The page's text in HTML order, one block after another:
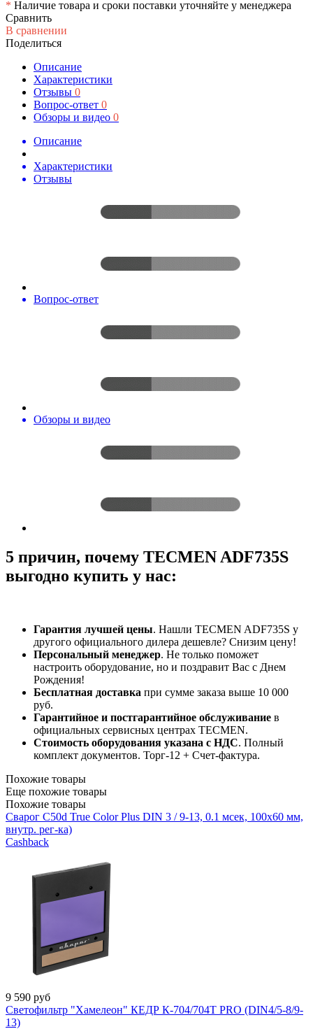
* Наличие товара и сроки поставки уточняйте у менеджера
Сравнить
В сравнении
Поделиться
Описание
Характеристики
Отзывы 0
Вопрос-ответ 0
Обзоры и видео 0
Описание
Характеристики
Отзывы
Вопрос-ответ
Обзоры и видео
5 причин, почему TECMEN ADF735S
выгодно купить у нас:
Гарантия лучшей цены. Нашли TECMEN ADF735S у
другого официального дилера дешевле? Снизим цену!
Персональный менеджер. Не только поможет
настроить оборудование, но и поздравит Вас с Днем
Рождения!
Бесплатная доставка при сумме заказа выше 10 000
руб.
Гарантийное и постгарантийное обслуживание в
официальных сервисных центрах TECMEN.
Стоимость оборудования указана с НДС. Полный
комплект документов. Торг-12 + Счет-фактура.​
Похожие товары
Еще похожие товары
Похожие товары
Сварог C50d True Color Plus DIN 3 / 9-13, 0.1 мсек, 100x60 мм,
внутр. рег-ка)
Cashback
9 590 руб
Светофильтр "Хамелеон" КЕДР К-704/704T PRO (DIN4/5-8/9-
13)